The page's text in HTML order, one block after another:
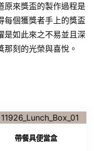
原來獎盃的製作過程是
每個獲獎者手上的獎盃
是如此來之不易並且深
刻的光榮與喜悅。
帶餐具便當盒